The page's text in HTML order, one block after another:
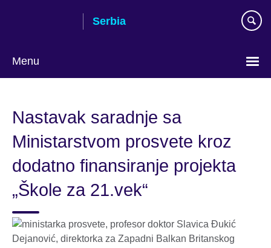
Serbia
Menu
language
Nastavak saradnje sa
Ministarstvom prosvete kroz
dodatno finansiranje projekta
„Škole za 21.vek“